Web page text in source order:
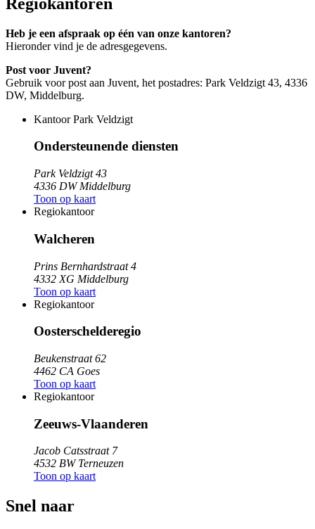
Heb je een afspraak op één van onze kantoren?
Hieronder vind je de adresgegevens.
Post voor Juvent?
Gebruik voor post aan Juvent, het postadres: Park Veldzigt 43, 4336
DW, Middelburg.
Kantoor Park Veldzigt
Ondersteunende diensten
Park Veldzigt 43
4336 DW Middelburg
Toon op kaart
Regiokantoor
Walcheren
Prins Bernhardstraat 4
4332 XG Middelburg
Toon op kaart
Regiokantoor
Oosterschelderegio
Beukenstraat 62
4462 CA Goes
Toon op kaart
Regiokantoor
Zeeuws-Vlaanderen
Jacob Catsstraat 7
4532 BW Terneuzen
Toon op kaart
Snel naar